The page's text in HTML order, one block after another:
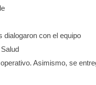
dialogaron con el equipo
Asimismo, se